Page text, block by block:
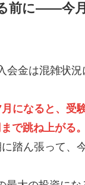
前に——今
会金は混雑状
になると、受
で跳ね上がる。
踏ん張って、